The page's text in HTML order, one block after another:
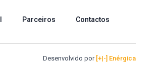
Parceiros Contactos
Desenvolvido por [+|-] Enérgica